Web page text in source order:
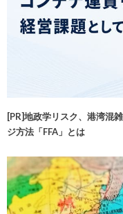
[PR]地政学リスク、港湾混
ジ方法「FFA」とは